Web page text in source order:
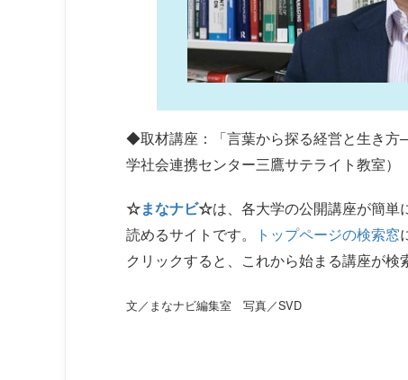
◆取材講座：「言葉から探る経営と生き方
学社会連携センター三鷹サテライト教室）
☆まなナビ☆は、各大学の公開講座が簡単
読めるサイトです。
トップページの検索窓
クリックすると、これから始まる講座が検
文／まなナビ編集室 写真／SVD